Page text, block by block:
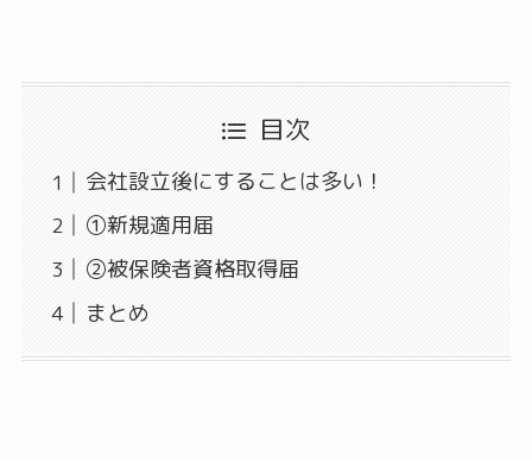
目次
会社設立後にすることは多い！
①新規適用届
②被保険者資格取得届
まとめ